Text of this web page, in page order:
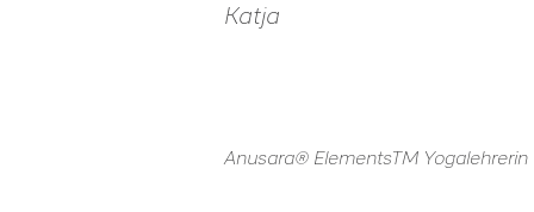
Katja
Anusara® ElementsTM Yogalehrerin